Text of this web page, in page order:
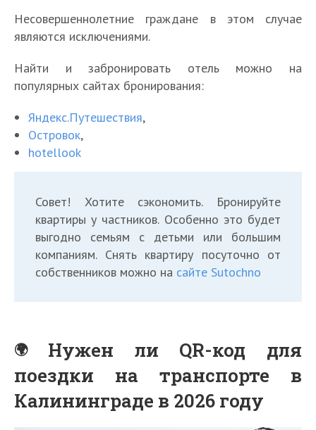
Несовершеннолетние граждане в этом случае
являются исключениями.
Найти и забронировать отель можно на
популярных сайтах бронирования:
Яндекс.Путешествия,
Островок,
hotellook
Совет! Хотите сэкономить. Бронируйте
квартиры у частников. Особенно это будет
выгодно семьям с детьми или большим
компаниям. Снять квартиру посуточно от
собственников можно на сайте Sutochno
Нужен ли QR-код для
поездки на транспорте в
Калининграде в 2026 году